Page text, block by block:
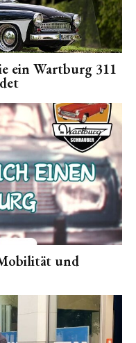
ein Wartburg 311
und